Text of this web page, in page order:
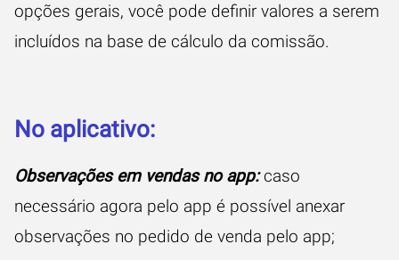
opções gerais, você pode definir valores a serem
incluídos na base de cálculo da comissão.
No aplicativo:
Observações em vendas no app:caso
necessário agora pelo app é possível anexar
observações no pedido de venda pelo app;